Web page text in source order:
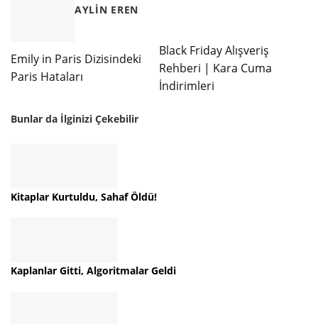
AYLIN EREN
Emily in Paris Dizisindeki
Paris Hataları
Black Friday Alışveriş
Rehberi | Kara Cuma
İndirimleri
Bunlar da İlginizi Çekebilir
Kitaplar Kurtuldu, Sahaf Öldü!
Kaplanlar Gitti, Algoritmalar Geldi